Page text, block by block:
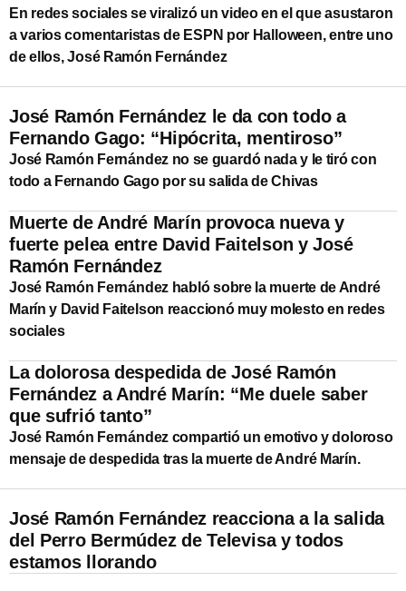
En redes sociales se viralizó un video en el que asustaron
a varios comentaristas de ESPN por Halloween, entre uno
de ellos, José Ramón Fernández
José Ramón Fernández le da con todo a
Fernando Gago: “Hipócrita, mentiroso”
José Ramón Fernández no se guardó nada y le tiró con
todo a Fernando Gago por su salida de Chivas
Muerte de André Marín provoca nueva y
fuerte pelea entre David Faitelson y José
Ramón Fernández
José Ramón Fernández habló sobre la muerte de André
Marín y David Faitelson reaccionó muy molesto en redes
sociales
La dolorosa despedida de José Ramón
Fernández a André Marín: “Me duele saber
que sufrió tanto”
José Ramón Fernández compartió un emotivo y doloroso
mensaje de despedida tras la muerte de André Marín.
José Ramón Fernández reacciona a la salida
del Perro Bermúdez de Televisa y todos
estamos llorando